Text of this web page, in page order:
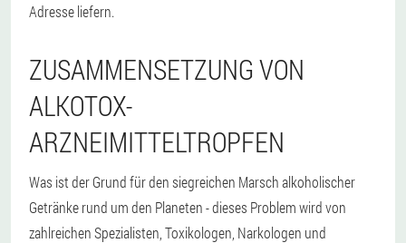
Adresse liefern.
ZUSAMMENSETZUNG VON
ALKOTOX-
ARZNEIMITTELTROPFEN
Was ist der Grund für den siegreichen Marsch alkoholischer
Getränke rund um den Planeten - dieses Problem wird von
zahlreichen Spezialisten, Toxikologen, Narkologen und